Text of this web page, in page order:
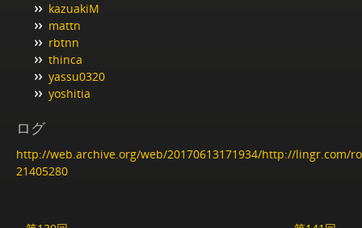
kazuakiM
mattn
rbtnn
thinca
yassu0320
yoshitia
ログ
http://web.archive.org/web/20170613171934/http://lingr.com/
21405280